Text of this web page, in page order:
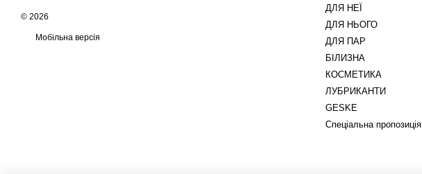
© 2026
Мобільна версія
ДЛЯ НЕЇ
ДЛЯ НЬОГО
ДЛЯ ПАР
БІЛИЗНА
КОСМЕТИКА
ЛУБРИКАНТИ
GESKE
Спеціальна пропозиція